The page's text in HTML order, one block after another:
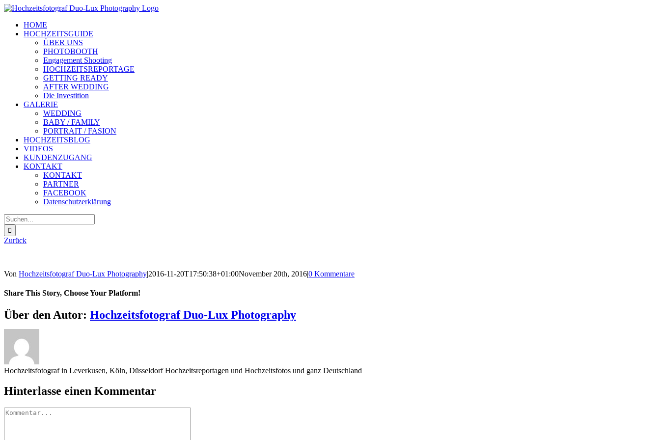
Zum
springenHOME
HOCHZEITSGUIDE
ÜBER UNS
PHOTOBOOTH
Engagement Shooting
HOCHZEITSREPORTAGE
GETTING READY
AFTER WEDDING
Die Investition
GALERIE
WEDDING
BABY / FAMILY
PORTRAIT / FASION
HOCHZEITSBLOG
VIDEOS
KUNDENZUGANG
KONTAKT
KONTAKT
PARTNER
FACEBOOK
Datenschutzerklärung
Suche
nach:
Zurück
Von Hochzeitsfotograf Duo-Lux Photography|2016-11-20T17:50:38+01:00November 20th, 2016|0 Kommentare
Share This Story, Choose Your Platform!
Sharing_facebook
Sharing_twitter
Sharing_reddit
Über den Autor: Hochzeitsfotograf Duo-Lux Photography
Hochzeitsfotograf in Leverkusen, Köln, Düsseldorf Hochzeitsreportagen und Hochzeitsfotos und ganz Deutschland
Hinterlasse einen Kommentar
Kommentar